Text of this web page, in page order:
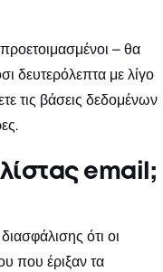
– θα
δευτερόλεπτα με λίγο
τις βάσεις δεδομένων
λίστας email;
ότι οι
που έριξαν τα